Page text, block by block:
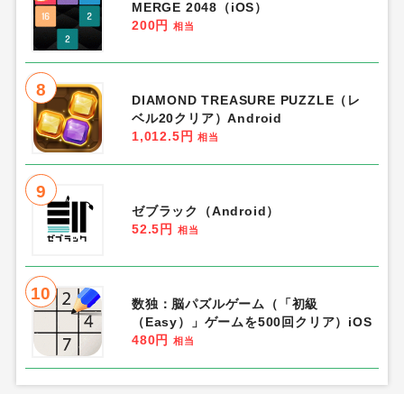
MERGE 2048（iOS）
200円
相当
8
DIAMOND TREASURE PUZZLE（レ
ベル20クリア）Android
1,012.5円
相当
9
ゼブラック（Android）
52.5円
相当
10
数独：脳パズルゲーム（「初級
（Easy）」ゲームを500回クリア）iOS
480円
相当